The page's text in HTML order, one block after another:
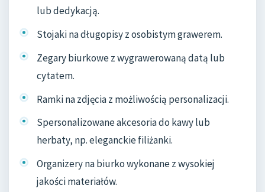
lub dedykacją.
Stojaki na długopisy z osobistym grawerem.
Zegary biurkowe z wygrawerowaną datą lub
cytatem.
Ramki na zdjęcia z możliwością personalizacji.
Spersonalizowane akcesoria do kawy lub
herbaty, np. eleganckie filiżanki.
Organizery na biurko wykonane z wysokiej
jakości materiałów.